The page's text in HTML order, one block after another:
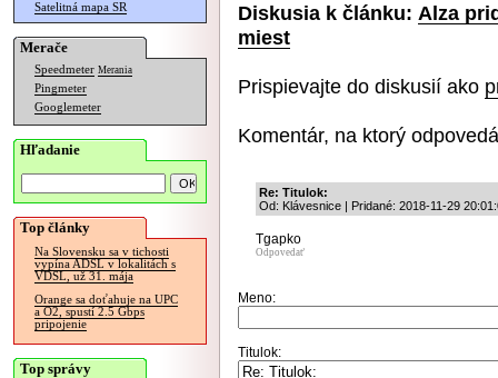
Satelitná mapa SR
Merače
Speedmeter Merania
Pingmeter
Googlemeter
Hľadanie
Top články
Na Slovensku sa v tichosti
vypína ADSL v lokalitách s
VDSL, už 31. mája
Orange sa doťahuje na UPC
a O2, spustí 2.5 Gbps
pripojenie
Top správy
Diskusia k článku: Alza
miest
Prispievajte do diskusií ako
Komentár, na ktorý
Re: Titulok:
Od: Klávesnice | Pridané: 2018-11-29
Tgapko
Odpovedať
Meno:
Titulok: